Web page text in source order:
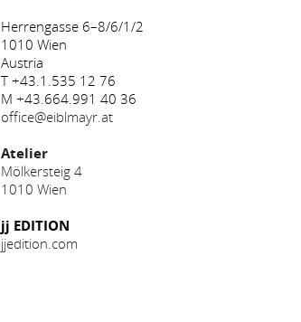
Herrengasse 6–8/6/1/2
1010 Wien
Austria
T +43.1.535 12 76
M +43.664.991 40 36
office@eiblmayr.at
Atelier
Mölkersteig 4
1010 Wien
jj EDITION
jjedition.com